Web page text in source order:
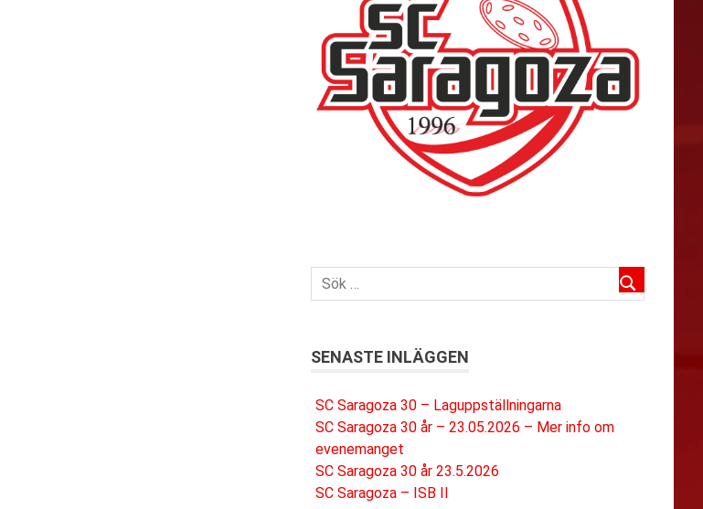
SENASTE INLÄGGEN
SC Saragoza 30 – Laguppställningarna
SC Saragoza 30 år – 23.05.2026 – Mer info om
evenemanget
SC Saragoza 30 år 23.5.2026
SC Saragoza – ISB II